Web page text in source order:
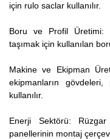
için rulo saclar kullanılır.
Boru ve Profil Üretimi:
taşımak için kullanılan
Makine ve Ekipman
ekipmanların
kullanılır.
Enerji Sektörü:
panellerinin montaj